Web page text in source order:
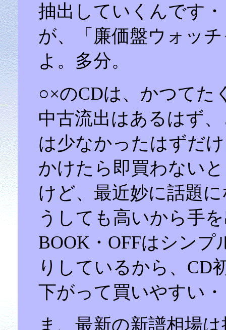
抽出していくんです
が、「廉価盤ウォッ
よ。多分。
○×のCDは、かつてた
中古流出はあるはず
は少なかったはずだ
かけたら即買わない
けど、最近妙に話題
うしても高いから手
BOOK・OFFはシン
りしているから、CD
下がって買いやすい
ま、最新の新譜相場